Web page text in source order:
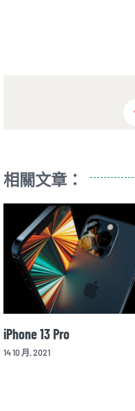
相關文章：
iPhone 13 Pro
14 10 月, 2021